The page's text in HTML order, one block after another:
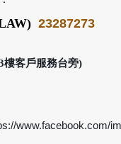
23287273
樓客戶服務台旁)